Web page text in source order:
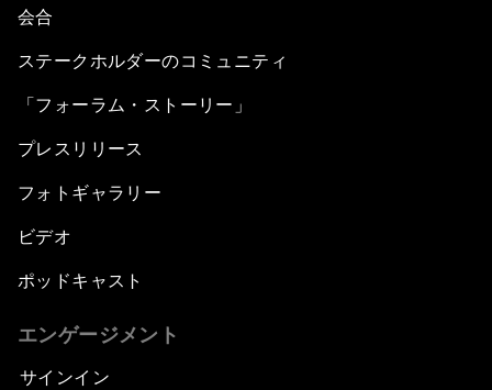
会合
ステークホルダーのコミュニティ
「フォーラム・ストーリー」
プレスリリース
フォトギャラリー
ビデオ
ポッドキャスト
エンゲージメント
サインイン